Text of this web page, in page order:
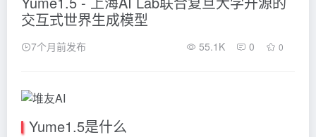
交互式世界生成模型
7个月前发布 55.1K 0 0
Yume1.5是什么